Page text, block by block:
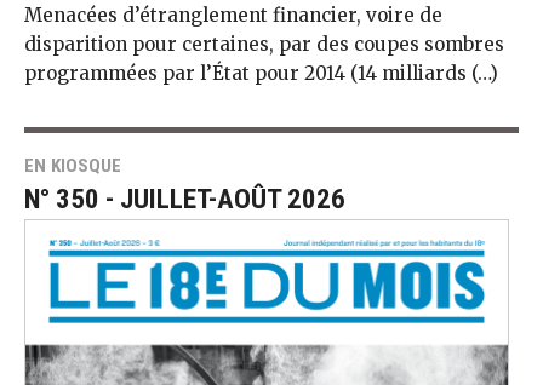
Menacées d’étranglement financier, voire de
disparition pour certaines, par des coupes sombres
programmées par l’État pour 2014 (14 milliards (…)
EN KIOSQUE
N° 350 - JUILLET-AOÛT 2026